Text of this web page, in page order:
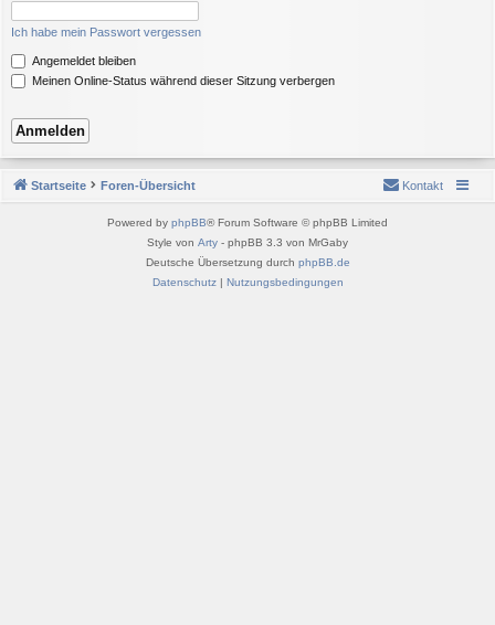
Ich habe mein Passwort vergessen
Angemeldet bleiben
Meinen Online-Status während dieser Sitzung verbergen
Startseite Foren-Übersicht Kontakt
Powered by phpBB® Forum Software © phpBB Limited
Style von Arty - phpBB 3.3 von MrGaby
Deutsche Übersetzung durch phpBB.de
Datenschutz| Nutzungsbedingungen